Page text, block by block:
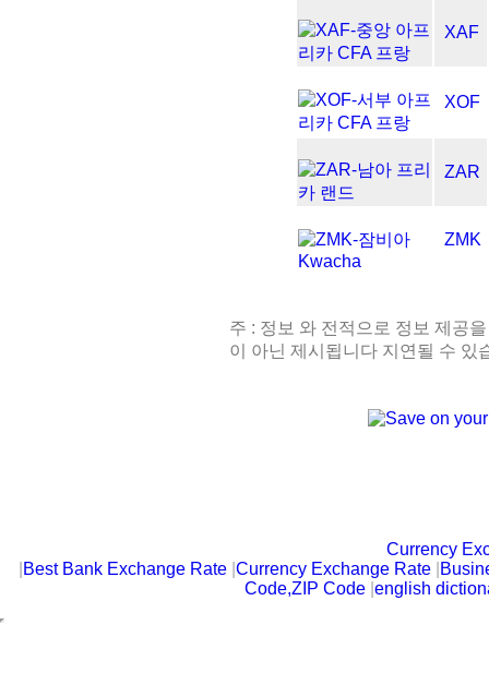
XAF
XOF
ZAR
ZMK
주 : 정보 와 전적으로 정보 제공
이 아닌 제시됩니다 지연될 수 있
Currency
Best Bank Exchange Rate |Currency Exchange Rate
Code,ZIP Code english